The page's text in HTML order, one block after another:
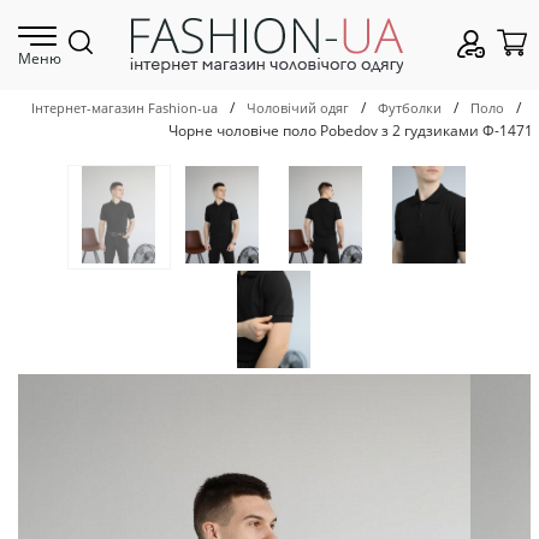
Меню
Інтернет-магазин Fashion-ua / Чоловічий одяг / Футболки / Поло
/
Чорне чоловіче поло Pobedov з 2 гудзиками Ф-1471